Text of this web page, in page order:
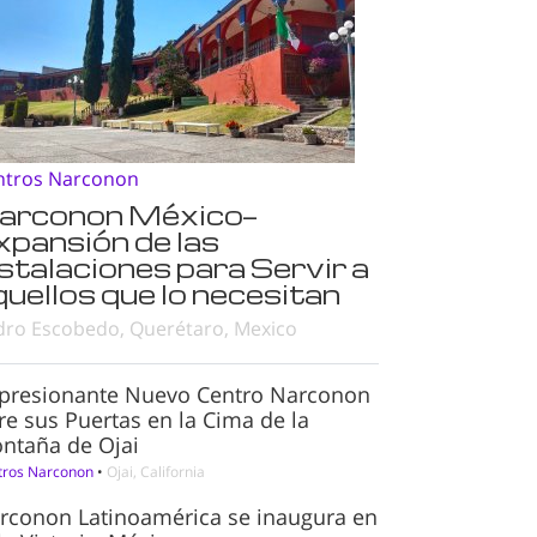
Narconon
México—
de las
para Servir a
que lo necesitan
Escobedo, Querétaro, Mexico
Nuevo Centro Narconon
sus Puertas en la Cima de la
de Ojai
Narconon • Ojai, California
Latinoamérica se inaugura en